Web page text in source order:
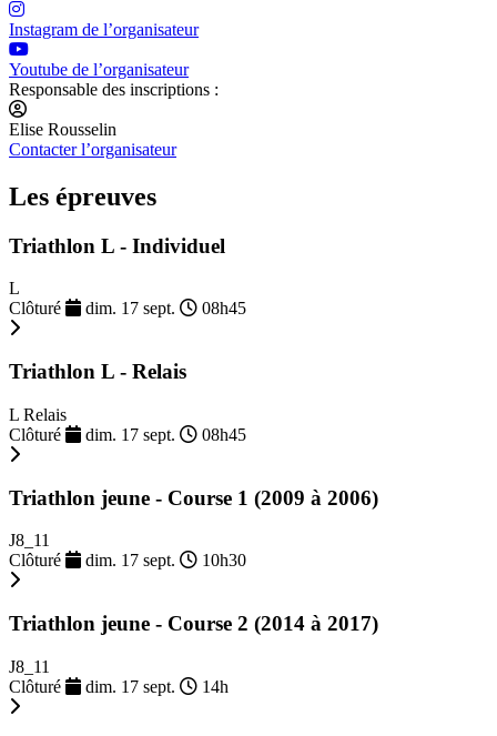
Instagram de l’organisateur
Youtube de l’organisateur
Responsable des inscriptions :
Elise Rousselin
Contacter l’organisateur
Les épreuves
Triathlon L - Individuel
L
Clôturé
dim. 17 sept. 08h45
Triathlon L - Relais
L Relais
Clôturé
dim. 17 sept. 08h45
Triathlon jeune - Course 1 (2009 à 2006)
J8_11
Clôturé
dim. 17 sept. 10h30
Triathlon jeune - Course 2 (2014 à 2017)
J8_11
Clôturé
dim. 17 sept. 14h